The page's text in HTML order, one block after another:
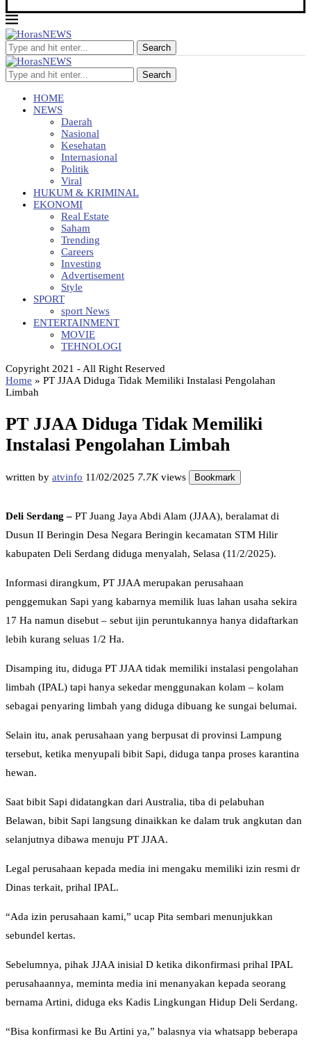
Search
Search
HOME
NEWS
Daerah
Nasional
Kesehatan
Internasional
Politik
Viral
HUKUM & KRIMINAL
EKONOMI
Real Estate
Saham
Trending
Careers
Investing
Advertisement
Style
SPORT
sport News
ENTERTAINMENT
MOVIE
TEHNOLOGI
Copyright 2021 - All Right Reserved
Home » PT JJAA Diduga Tidak Memiliki Instalasi Pengolahan
Limbah
PT JJAA Diduga Tidak Memiliki
Instalasi Pengolahan Limbah
written by atvinfo 11/02/2025 7.7Kviews Bookmark
Deli Serdang – PT Juang Jaya Abdi Alam (JJAA), beralamat di
Dusun II Beringin Desa Negara Beringin kecamatan STM Hilir
kabupaten Deli Serdang diduga menyalah, Selasa (11/2/2025).
Informasi dirangkum, PT JJAA merupakan perusahaan
penggemukan Sapi yang kabarnya memilik luas lahan usaha sekira
17 Ha namun disebut – sebut ijin peruntukannya hanya didaftarkan
lebih kurang seluas 1/2 Ha.
Disamping itu, diduga PT JJAA tidak memiliki instalasi pengolahan
limbah (IPAL) tapi hanya sekedar menggunakan kolam – kolam
sebagai penyaring limbah yang diduga dibuang ke sungai belumai.
Selain itu, anak perusahaan yang berpusat di provinsi Lampung
tersebut, ketika menyupali bibit Sapi, diduga tanpa proses karantina
hewan.
Saat bibit Sapi didatangkan dari Australia, tiba di pelabuhan
Belawan, bibit Sapi langsung dinaikkan ke dalam truk angkutan dan
selanjutnya dibawa menuju PT JJAA.
Legal perusahaan kepada media ini mengaku memiliki izin resmi dr
Dinas terkait, prihal IPAL.
“Ada izin perusahaan kami,” ucap Pita sembari menunjukkan
sebundel kertas.
Sebelumnya, pihak JJAA inisial D ketika dikonfirmasi prihal IPAL
perusahaannya, meminta media ini menanyakan kepada seorang
bernama Artini, diduga eks Kadis Lingkungan Hidup Deli Serdang.
“Bisa konfirmasi ke Bu Artini ya,” balasnya via whatsapp beberapa